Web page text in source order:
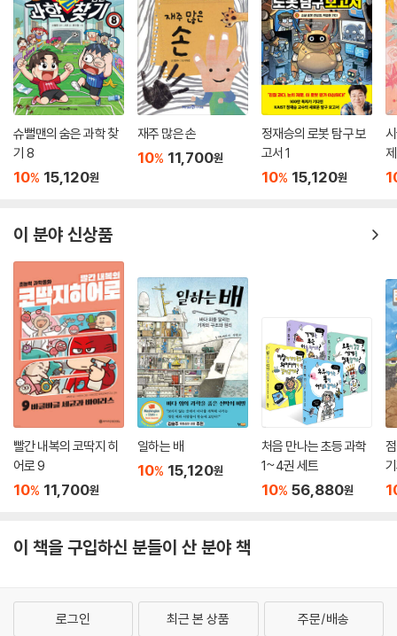
슈뻘맨의 숨은 과학 찾
기 8
10% 15,120원
재주 많은 손
10% 11,700원
정재승의 로봇 탐구 보
고서 1
10% 15,120원
이 분야 신상품
빨간 내복의 코딱지 히
어로 9
10% 11,700원
일하는 배
10% 15,120원
처음 만나는 초등 과학
1~4권 세트
10% 56,880원
이 책을 구입하신 분들이 산 분야 책
로그인 최근 본 상품 주문/배송